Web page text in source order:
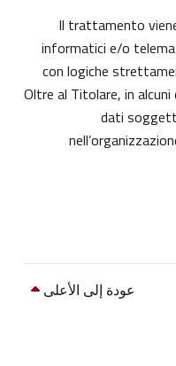
Il trattamento
informatici e/o
con logiche
Oltre al Titolare, in
dati
عودة إلى الأعلى